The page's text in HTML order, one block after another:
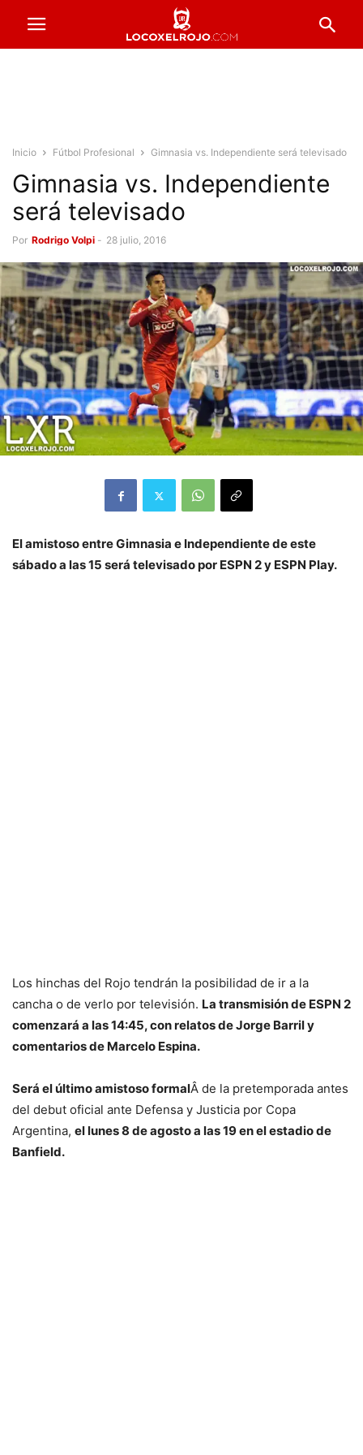
Inicio Fútbol Profesional Gimnasia vs. Independiente será televisado
Gimnasia vs. Independiente
será televisado
Por Rodrigo Volpi - 28 julio, 2016
El amistoso entre Gimnasia e Independiente de este
sábado a las 15 será televisado por ESPN 2 y ESPN Play.
Los hinchas del Rojo tendrán la posibilidad de ir a la
cancha o de verlo por televisión. La transmisión de ESPN 2
comenzará a las 14:45, con relatos de Jorge Barril y
comentarios de Marcelo Espina.
Será el último amistoso formalÂ de la pretemporada antes
del debut oficial ante Defensa y Justicia por Copa
Argentina, el lunes 8 de agosto a las 19 en el estadio de
Banfield.